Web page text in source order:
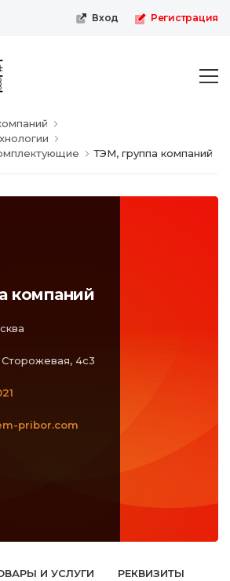
Вход Регистрация
ТЭМ, группа компаний
компаний
Сторожевая, 4с3
pribor.com
И УСЛУГИ РЕКВИЗИТЫ